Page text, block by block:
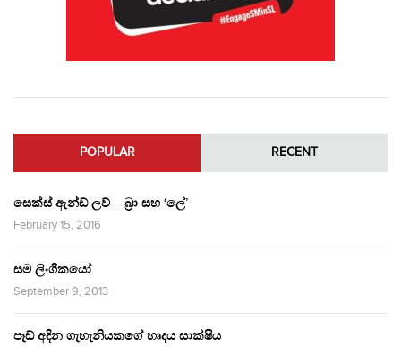
POPULAR RECENT
සෙක්ස් ඇන්ඩ් ලව් – බ්‍රා සහ ‘ලේ’
February 15, 2016
සම ලිංගිකයෝ
September 9, 2013
පෑඩ් අඳින ගැහැනියකගේ හෘදය සාක්ෂිය